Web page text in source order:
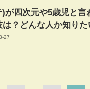
)が四次元や5歳児と
？どんな人か知りた
27